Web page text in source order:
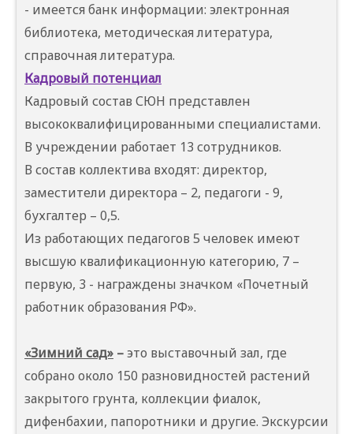
- имеется банк информации: электронная
библиотека, методическая литература,
справочная литература.
Кадровый потенциал
Кадровый состав СЮН представлен
высококвалифицированными специалистами.
В учреждении работает 13 сотрудников.
В состав коллектива входят: директор,
заместители директора – 2, педагоги - 9,
бухгалтер – 0,5.
Из работающих педагогов 5 человек имеют
высшую квалификационную категорию, 7 –
первую, 3 - награждены значком «Почетный
работник образования РФ».
«Зимний сад» –это выставочный зал, где
собрано около 150 разновидностей растений
закрытого грунта, коллекции фиалок,
дифенбахии, папоротники и другие. Экскурсии